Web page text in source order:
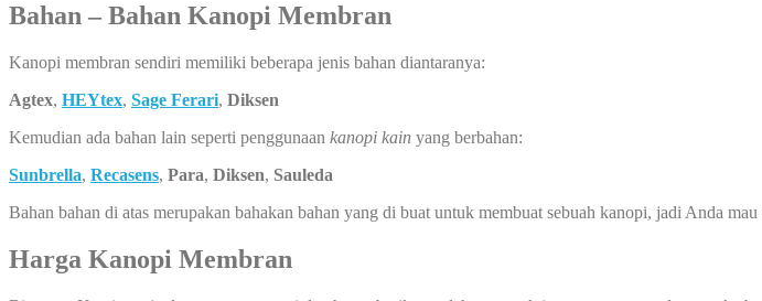
Bahan – Bahan Kanopi Membran
Kanopi membran sendiri memiliki beberapa jenis bahan diantaranya:
Agtex, HEYtex, Sage Ferari, Diksen
Kemudian ada bahan lain seperti penggunaan kanopi kain yang berbahan:
Sunbrella, Recasens, Para, Diksen, Sauleda
Bahan bahan di atas merupakan bahakan bahan yang di buat untuk membuat sebuah kanopi, jadi Anda
Harga Kanopi Membran